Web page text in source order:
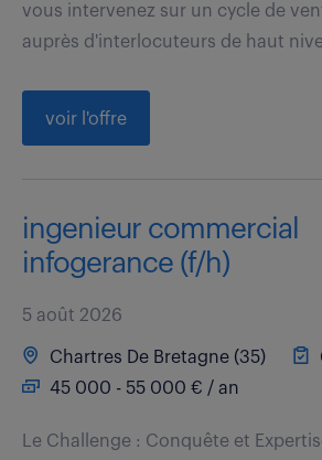
vous intervenez sur un cycle de
auprès d'interlocuteurs de haut
voir l'offre
ingenieur commercial
infogerance (f/h)
5 août 2026
Chartres De Bretagne (35)
45 000 - 55 000 € / an
Le Challenge : Conquête et